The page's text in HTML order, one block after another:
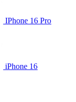
IPhone 16 Pro
iPhone 16